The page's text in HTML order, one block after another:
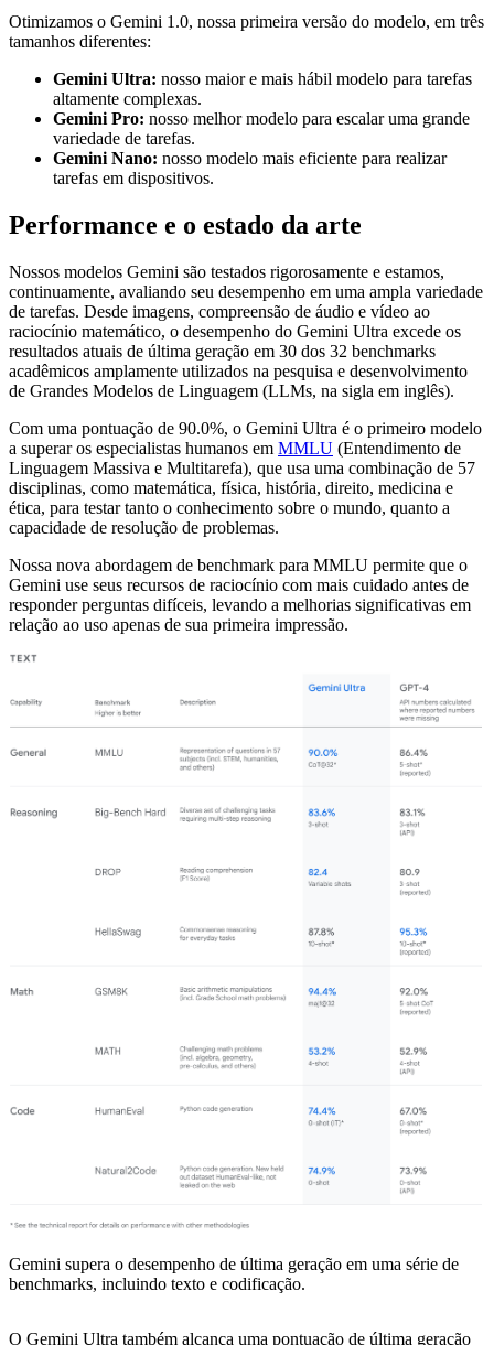
Otimizamos o Gemini 1.0, nossa primeira versão do modelo, em três
tamanhos diferentes:
Gemini Ultra: nosso maior e mais hábil modelo para tarefas
altamente complexas.
Gemini Pro: nosso melhor modelo para escalar uma grande
variedade de tarefas.
Gemini Nano: nosso modelo mais eficiente para realizar
tarefas em dispositivos.
Performance e o estado da arte
Nossos modelos Gemini são testados rigorosamente e estamos,
continuamente, avaliando seu desempenho em uma ampla variedade
de tarefas. Desde imagens, compreensão de áudio e vídeo ao
raciocínio matemático, o desempenho do Gemini Ultra excede os
resultados atuais de última geração em 30 dos 32 benchmarks
acadêmicos amplamente utilizados na pesquisa e desenvolvimento
de Grandes Modelos de Linguagem (LLMs, na sigla em inglês).
Com uma pontuação de 90.0%, o Gemini Ultra é o primeiro modelo
a superar os especialistas humanos em MMLU (Entendimento de
Linguagem Massiva e Multitarefa), que usa uma combinação de 57
disciplinas, como matemática, física, história, direito, medicina e
ética, para testar tanto o conhecimento sobre o mundo, quanto a
capacidade de resolução de problemas.
Nossa nova abordagem de benchmark para MMLU permite que o
Gemini use seus recursos de raciocínio com mais cuidado antes de
responder perguntas difíceis, levando a melhorias significativas em
relação ao uso apenas de sua primeira impressão.
Gemini supera o desempenho de última geração em uma série de
benchmarks, incluindo texto e codificação.
O Gemini Ultra também alcança uma pontuação de última geração